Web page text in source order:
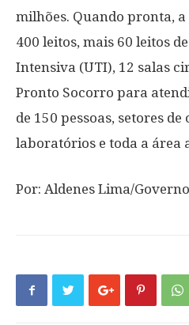
milhões. Quando pronta,
400 leitos, mais 60 leitos
Intensiva (UTI), 12 salas
Pronto Socorro para
de 150 pessoas, setores
laboratórios e toda a área
Por: Aldenes Lima/